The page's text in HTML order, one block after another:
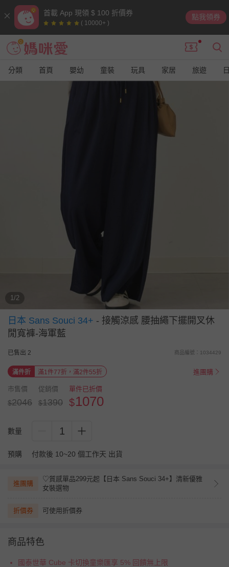
首載 App 現領 $ 100 折價券
( 10000+ )
點我領券
分類 首頁 嬰幼 童裝 玩具 家居 旅遊
1/2
日本 Sans Souci 34+ - 接觸涼感 腰抽繩下擺開叉休
閒寬褲-海軍藍
已售出 2 商品編號：1034429
滿件折 滿1件77折，滿2件55折 進團購
市售價
$2046
促銷價
$1390
單件已折價
$1070
數量 1
預購 付款後 10~20 個工作天 出貨
進團購
♡質感單品299元起【日本 Sans Souci 34+】清新優雅
女裝選物
折價券 可使用折價券
商品特色
國泰世華 Cube 卡切換童樂匯享 5% 回饋無上限